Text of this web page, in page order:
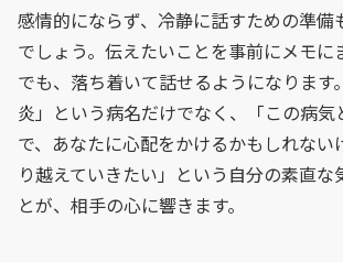
感情的にならず、冷静に話すための準備
でしょう。伝えたいことを事前にメモに
でも、落ち着いて話せるようになります
炎」という病名だけでなく、「この病気
で、あなたに心配をかけるかもしれない
り越えていきたい」という自分の素直な
とが、相手の心に響きます。